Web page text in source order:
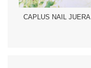
CAPLUS NAIL JUERA